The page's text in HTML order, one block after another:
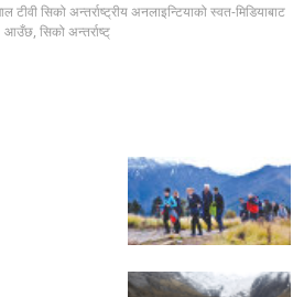
टीवी सिको अन्तर्राष्ट्रीय अनलाइन्टियाको स्वत-मिडियाबाट
आउँछ, सिको अन्तर्राष्ट्